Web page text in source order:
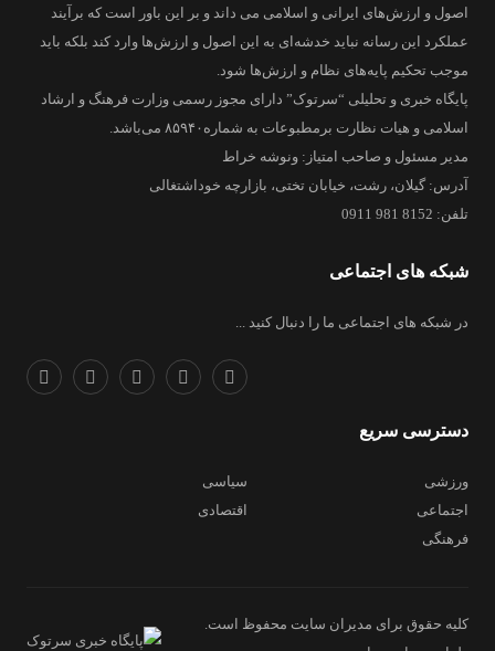
اصول و ارزش‌های ایرانی و اسلامی می داند و بر این باور است که برآیند
عملکرد این رسانه نباید خدشه‌ای به این اصول و ارزش‌ها وارد کند بلکه باید
موجب تحکیم پایه‌های نظام و ارزش‌ها شود.
پایگاه خبری و تحلیلی “سرتوک” دارای مجوز رسمی وزارت فرهنگ و ارشاد
اسلامی و هیات نظارت برمطبوعات به شماره۸۵۹۴۰ می‌باشد.
مدیر مسئول و صاحب امتیاز: ونوشه خراط
آدرس: گیلان، رشت، خیابان تختی، بازارچه خوداشتغالی
تلفن: 8152 981 0911
شبکه های اجتماعی
در شبکه های اجتماعی ما را دنبال کنید ...
دسترسی سریع
ورزشی
سیاسی
اجتماعی
اقتصادی
فرهنگی
کلیه حقوق برای مدیران سایت محفوظ است.